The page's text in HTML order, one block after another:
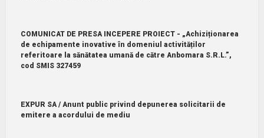
COMUNICAT DE PRESA INCEPERE PROIECT - „Achiziționarea
de echipamente inovative în domeniul activităților
referitoare la sănătatea umană de către Anbomara S.R.L.”,
cod SMIS 327459
EXPUR SA / Anunt public privind depunerea solicitarii de
emitere a acordului de mediu